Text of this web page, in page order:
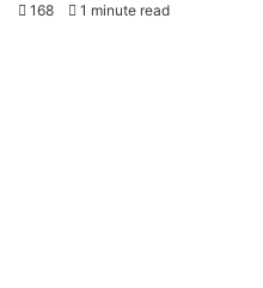
168 1 minute read